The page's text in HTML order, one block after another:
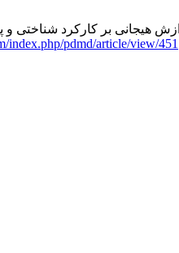
index.php/pdmd/article/view/451